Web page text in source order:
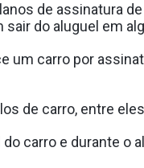
de assinatura
sair do aluguel em
um carro por
de carro, entre
carro e durante o